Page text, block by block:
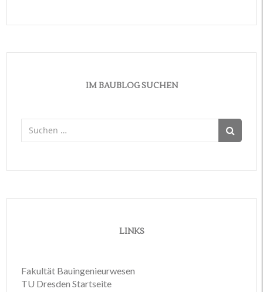
IM BAUBLOG SUCHEN
Suchen
nach:
LINKS
Fakultät Bauingenieurwesen
TU Dresden Startseite